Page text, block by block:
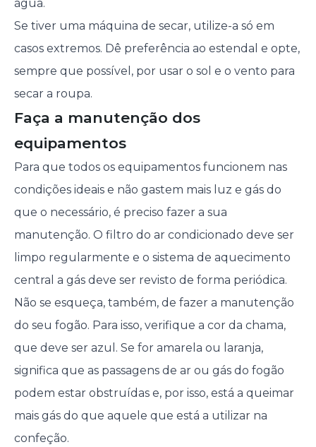
água.
Se tiver uma máquina de secar, utilize-a só em
casos extremos. Dê preferência ao estendal e opte,
sempre que possível, por usar o sol e o vento para
secar a roupa.
Faça a manutenção dos
equipamentos
Para que todos os equipamentos funcionem nas
condições ideais e não gastem mais luz e gás do
que o necessário, é preciso fazer a sua
manutenção. O filtro do ar condicionado deve ser
limpo regularmente e o sistema de aquecimento
central a gás deve ser revisto de forma periódica.
Não se esqueça, também, de fazer a manutenção
do seu fogão. Para isso, verifique a cor da chama,
que deve ser azul. Se for amarela ou laranja,
significa que as passagens de ar ou gás do fogão
podem estar obstruídas e, por isso, está a queimar
mais gás do que aquele que está a utilizar na
confeção.